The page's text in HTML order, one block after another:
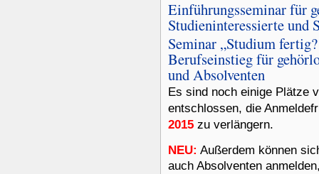
Einführungsseminar für
Studieninteressierte und
Seminar „Studium
Berufseinstieg für
und Absolventen
Es sind noch einige Plätze
entschlossen, die
2015 zu verlängern.
NEU: Außerdem können
auch Absolventen